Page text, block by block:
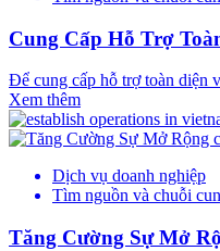
Cung Cấp Hỗ Trợ
Để cung cấp hỗ trợ toàn diện
Xem thêm
Dịch vụ doanh nghiệp
Tìm nguồn và chuỗi
Tăng Cường Sự Mở